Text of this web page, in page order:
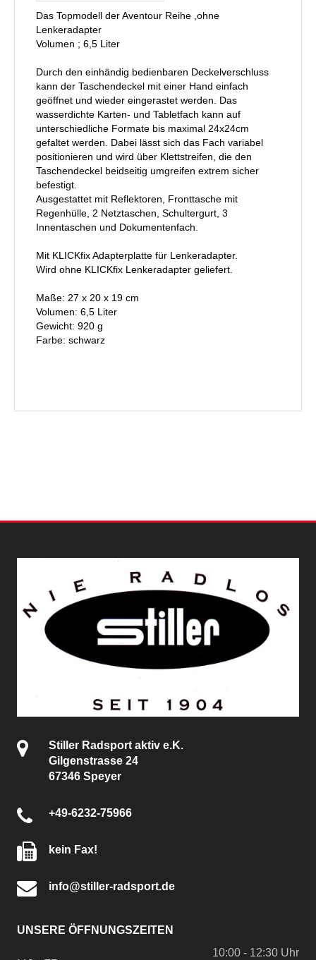
Das Topmodell der Aventour Reihe ,ohne
Lenkeradapter
Volumen ; 6,5 Liter
Durch den einhändig bedienbaren Deckelverschluss
kann der Taschendeckel mit einer Hand einfach
geöffnet und wieder eingerastet werden. Das
wasserdichte Karten- und Tabletfach kann auf
unterschiedliche Formate bis maximal 24x24cm
gefaltet werden. Dabei lässt sich das Fach variabel
positionieren und wird über Klettstreifen, die den
Taschendeckel beidseitig umgreifen extrem sicher
befestigt.
Ausgestattet mit Reflektoren, Fronttasche mit
Regenhülle, 2 Netztaschen, Schultergurt, 3
Innentaschen und Dokumentenfach.
Mit KLICKfix Adapterplatte für Lenkeradapter.
Wird ohne KLICKfix Lenkeradapter geliefert.
Maße: 27 x 20 x 19 cm
Volumen: 6,5 Liter
Gewicht: 920 g
Farbe: schwarz
Stiller Radsport aktiv e.K.
Gilgenstrasse 24
67346 Speyer
+49-6232-75966
kein Fax!
info@stiller-radsport.de
UNSERE ÖFFNUNGSZEITEN
10:00 - 12:30 Uhr